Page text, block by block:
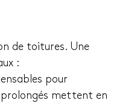
de toitures. Une
:
pour
mettent en